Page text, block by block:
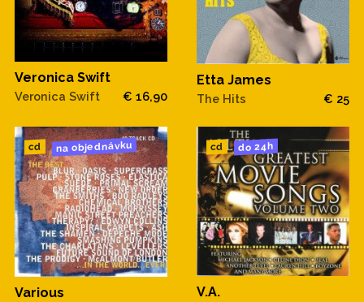
Veronica Swift
Veronica Swift € 16,90
Etta James
The Hits € 25
cd na objednávku
Various
cd do 24h
V.A.